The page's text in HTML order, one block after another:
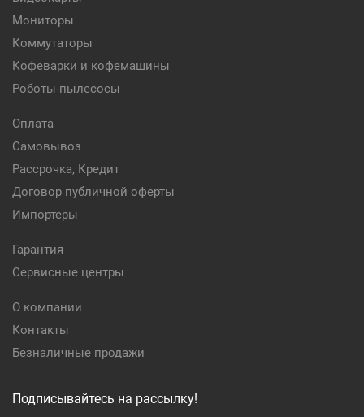
Мониторы
Коммутаторы
Кофеварки и кофемашины
Роботы-пылесосы
Оплата
Самовывоз
Рассрочка, Кредит
Договор публичной оферты
Импортеры
Гарантия
Сервисные центры
О компании
Контакты
Безналичные продажи
Подписывайтесь на рассылку!